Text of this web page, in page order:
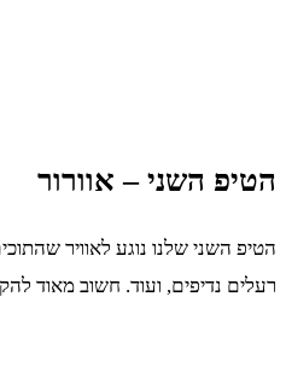
הטיפ השני – אוורור
הטיפ השני שלנו נוגע לאוויר
רעלים נדיפים, ועוד. חשוב מאוד